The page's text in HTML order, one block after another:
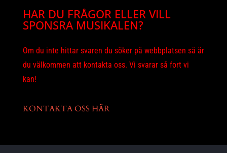
HAR DU FRÅGOR ELLER VILL
SPONSRA MUSIKALEN?
Om du inte hittar svaren du söker på webbplatsen så är
du välkommen att kontakta oss. Vi svarar så fort vi
kan!
KONTAKTA OSS HÄR